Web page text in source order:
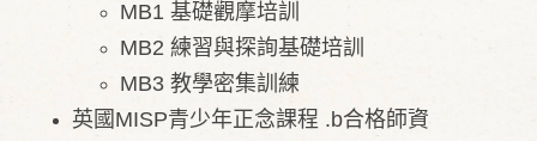
MB1 基礎觀摩培訓
MB2 練習與探詢基礎培訓
MB3 教學密集訓練
英國MISP青少年正念課程 .b合格師資